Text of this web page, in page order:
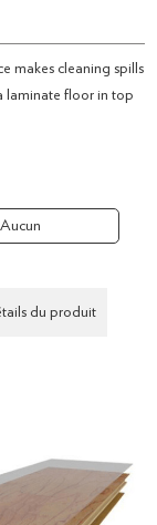
makes cleaning spills
laminate floor in top
Aucun
du produit